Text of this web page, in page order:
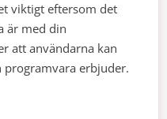
viktigt eftersom det
är med din
att användarna kan
erbjuder.